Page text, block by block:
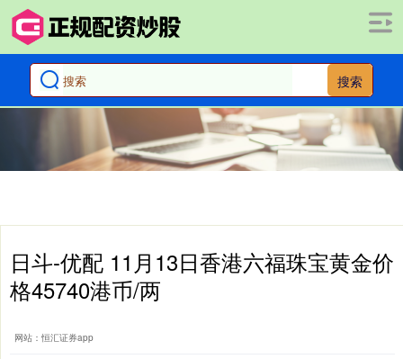
搜索
日斗-优配 11月13日香港六福珠宝黄金价
格45740港币/两
网站：恒汇证券app